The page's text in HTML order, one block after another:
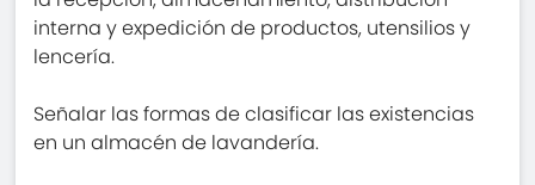
interna y expedición de productos, utensilios y
lencería.
Señalar las formas de clasificar las existencias
en un almacén de lavandería.